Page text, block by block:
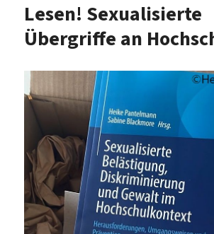
Lesen! Sexualisierte
Übergriffe an